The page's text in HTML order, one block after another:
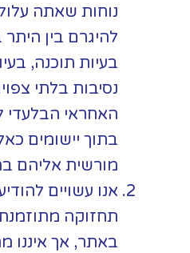
נוחות שאתה
להיגרם בין
בעיות תוכנה,
נסיבות בלתי
האחראי
בתוך יישומים
מורשית אליהם
אנו עשויים
תחזוקה
באתר, אך איננו